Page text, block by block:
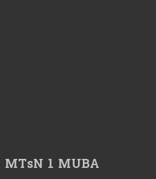
MTsN 1 MUBA